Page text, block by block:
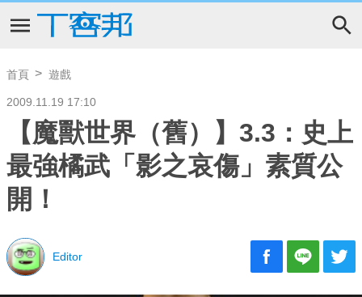
首頁 遊戲
2009.11.19 17:10
【魔獸世界（舊）】3.3：史上
最強橘武「影之哀傷」素質公
開！
Editor